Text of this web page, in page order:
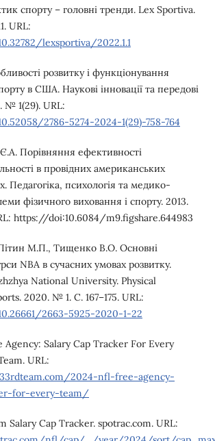
спорту – головні тренди. Lex Sportiva.
URL:
lexsportiva/2022.1.1
розвитку і функціонування
в США. Наукові інновації та передові
№ 1(29). URL:
2786-5274-2024-1(29)-758-764
Порівняння ефективності
в провідних американських
Педагогіка, психологія та медико-
фізичного виховання і спорту. 2013.
https://doi:10.6084/m9.figshare.644983
М.П., Тищенко В.О. Основні
NBA в сучасних умовах розвитку.
National University. Physical
2020. № 1. С. 167–175. URL:
2663-5925-2020-1-22
Agency: Salary Cap Tracker For Every
URL:
2024-nfl-free-agency-
for-every-team/
Salary Cap Tracker. spotrac.com. URL: